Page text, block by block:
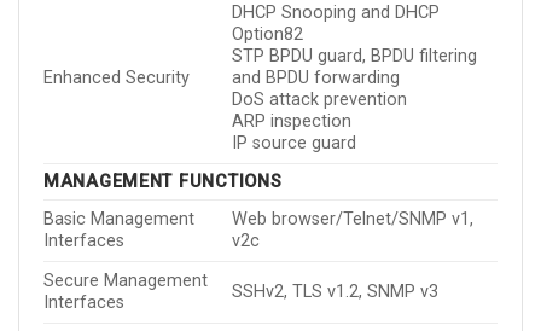
Enhanced Security
DHCP Snooping and DHCP
Option82
STP BPDU guard, BPDU filtering
and BPDU forwarding
DoS attack prevention
ARP inspection
IP source guard
MANAGEMENT FUNCTIONS
Basic Management
Interfaces
Web browser/Telnet/SNMP v1,
v2c
Secure Management
Interfaces
SSHv2, TLS v1.2, SNMP v3